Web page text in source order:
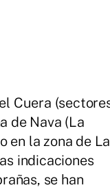
Cuera
de Nava (La
en la zona de La
indicaciones
se han